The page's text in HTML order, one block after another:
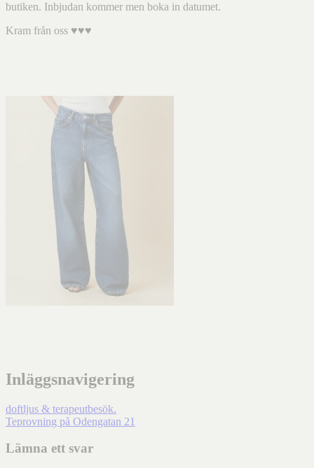
butiken. Inbjudan kommer men boka in datumet.
Kram från oss ♥️♥️♥️
Inläggsnavigering
doftljus & terapeutbesök.
Teprovning på Odengatan 21
Lämna ett svar